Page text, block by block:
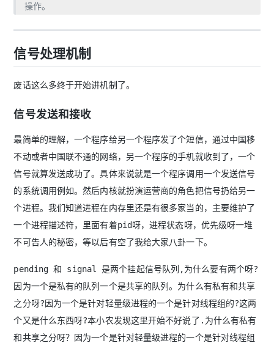
操作。
信号处理机制
废话这么多终于开始讲机制了。
信号发送和接收
最简单的理解，一个程序给另一个程序发了个短信，通过中国移
不动或者中国联不通的网络，另一个程序的手机就收到了，一个
信号就算发送成功了。具体来说就是一个程序调用一个发送信号
的系统调用例如。然后内核就扮演运营商的角色把信号扔给另一
个进程。我们知道进程在内存里还是有很多家当的，主要维护了
一个进程描述符，里面有着pid呀，进程状态呀，优先级呀一堆
不可告人的秘密，等以后有空了我给大家八卦一下。
pending 和 signal 是两个挂起信号队列,为什么要有两个呀?
因为一个是私有的队列一个是共享的队列。为什么有私有和共享
之分呀?因为一个是针对轻量级进程的一个是针对线程组的?这两
个又是什么东西呀?本小农发现这里开始不好说了.为什么有私有
和共享之分呀？因为一个是针对轻量级进程的一个是针对线程组